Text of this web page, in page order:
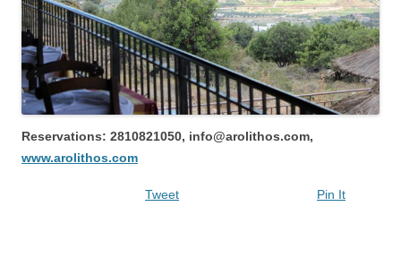
Reservations: 2810821050, info@arolithos.com,
www.arolithos.com
Tweet Pin It